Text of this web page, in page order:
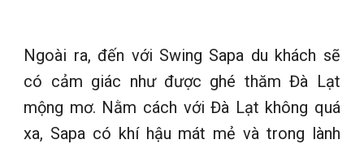
Ngoài ra, đến với Swing Sapa du khách sẽ
có cảm giác như được ghé thăm Đà Lạt
mộng mơ. Nằm cách với Đà Lạt không quá
xa, Sapa có khí hậu mát mẻ và trong lành